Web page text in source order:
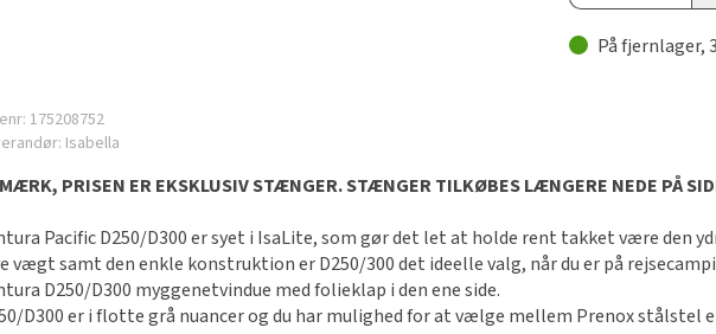
På fjernlager,
175208752
Isabella
PRISEN ER EKSKLUSIV STÆNGER. STÆNGER TILKØBES LÆNGERE NEDE PÅ
Pacific D250/D300 er syet i IsaLite, som gør det let at holde rent takket være den
vægt samt den enkle konstruktion er D250/300 det ideelle valg, når du er på
D250/D300 myggenetvindue med folieklap i den ene side.
D300 er i flotte grå nuancer og du har mulighed for at vælge mellem Prenox stålstel